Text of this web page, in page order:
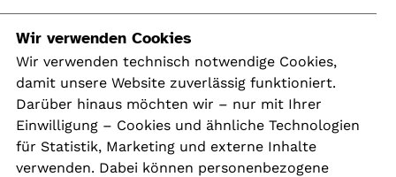
Navigation
Kontakt
Presse
Aktuelles
Karriere
Wir verwenden Cookies
Wir verwenden technisch notwendige Cookies,
damit unsere Website zuverlässig funktioniert.
Darüber hinaus möchten wir – nur mit Ihrer
Einwilligung – Cookies und ähnliche Technologien
für Statistik, Marketing und externe Inhalte
verwenden. Dabei können personenbezogene